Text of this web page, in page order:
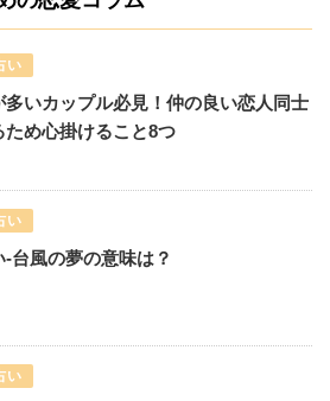
い
多いカップル必見！仲の良い恋人同士
ため心掛けること8つ
い
-台風の夢の意味は？
い